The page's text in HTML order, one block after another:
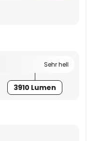
Sehr hell
3910 Lumen